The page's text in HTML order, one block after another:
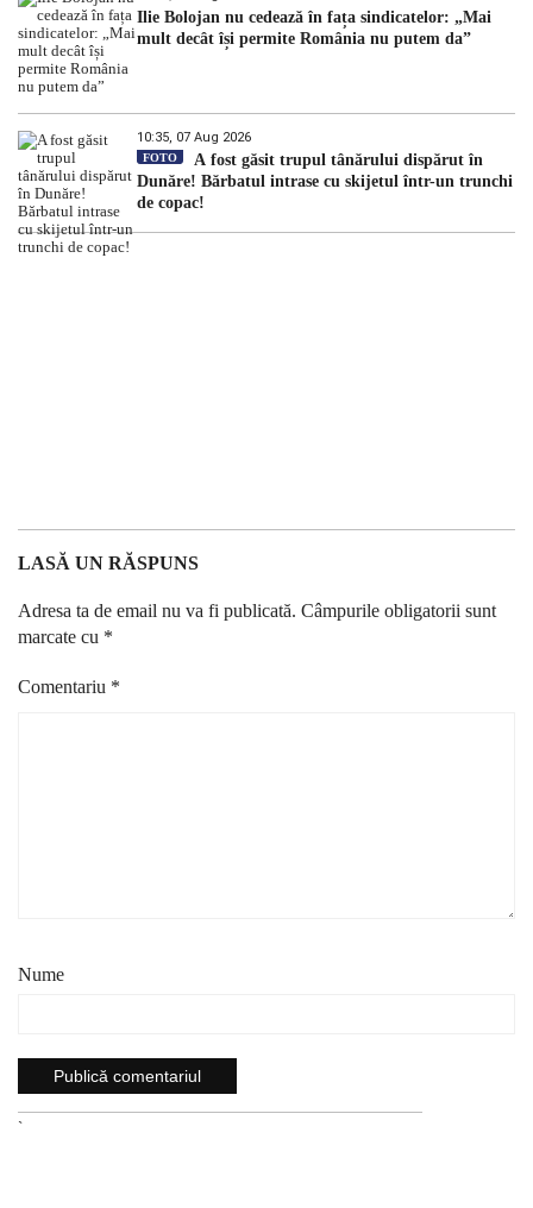
Ilie Bolojan nu cedează în fața sindicatelor: „Mai
mult decât își permite România nu putem da”
10:35, 07 Aug 2026
FOTO
A fost găsit trupul tânărului dispărut în
Dunăre! Bărbatul intrase cu skijetul într-un trunchi
de copac!
LASĂ UN RĂSPUNS
Adresa ta de email nu va fi publicată. Câmpurile obligatorii sunt
marcate cu *
Comentariu *
Nume
`